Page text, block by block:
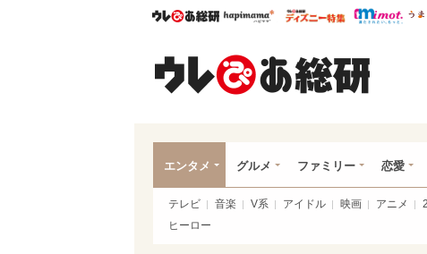
ウレぴあ総研ハピママ* ウレぴあ総
エンタメ グルメ ファミリー 恋愛
テレビ 音楽 V系 アイドル 映画 アニメ
ヒーロー